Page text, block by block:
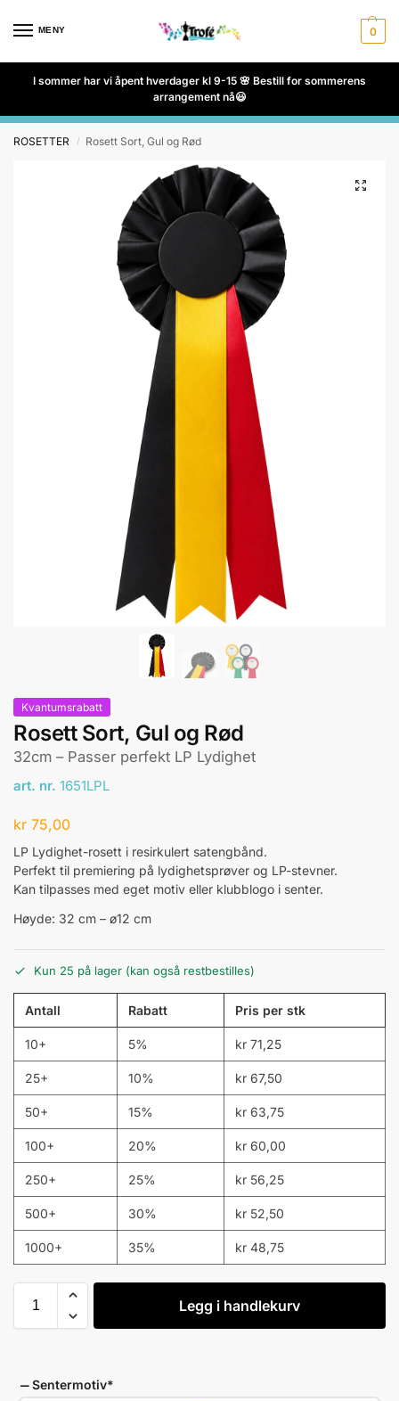
MENY 0
I sommer har vi åpent hverdager kl 9-15 🌸 Bestill for sommerens
arrangement nå😃
ROSETTER / Rosett Sort, Gul og Rød
Kvantumsrabatt
Rosett Sort, Gul og Rød
32cm – Passer perfekt LP Lydighet
art. nr. 1651LPL
kr 75,00
LP Lydighet-rosett i resirkulert satengbånd.
Perfekt til premiering på lydighetsprøver og LP-stevner.
Kan tilpasses med eget motiv eller klubblogo i senter.
Høyde: 32 cm – ø12 cm
Kun 25 på lager (kan også restbestilles)
Antall Rabatt Pris per stk
10+ 5% kr 71,25
25+ 10% kr 67,50
50+ 15% kr 63,75
100+ 20% kr 60,00
250+ 25% kr 56,25
500+ 30% kr 52,50
1000+ 35% kr 48,75
Legg i handlekurv
Sentermotiv*